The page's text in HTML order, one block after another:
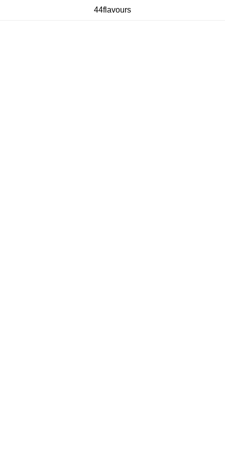
44flavours